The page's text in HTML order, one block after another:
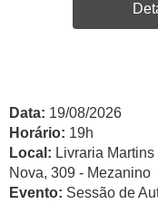
Data: 19/08/2026
Horário: 19h
Local: Livraria
Nova, 309 - Mezanino
Evento: Sessão de